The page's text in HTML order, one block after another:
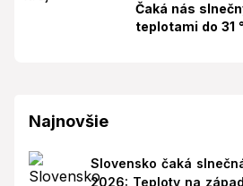
Čaká nás
teplotami do 31
Najnovšie
Slovensko čaká
2026: Teploty na